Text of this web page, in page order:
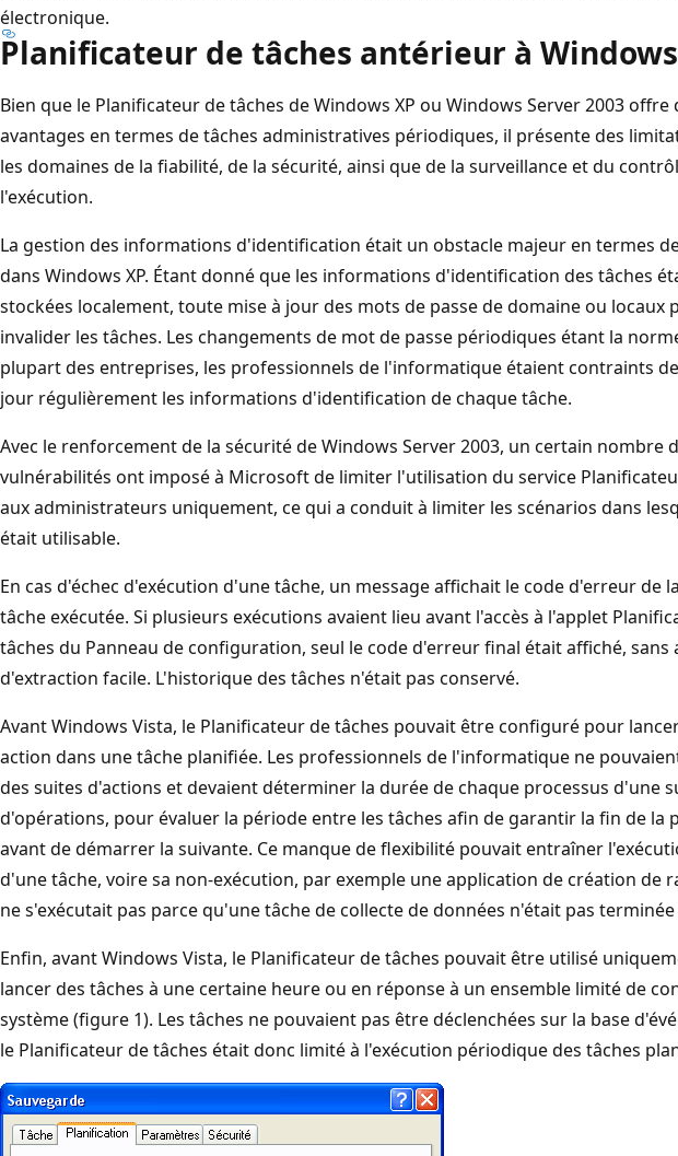
électronique.
Planificateur de tâches antérieur à
Bien que le Planificateur de tâches de Windows XP ou Windows Server 2003
avantages en termes de tâches administratives périodiques, il présente des
les domaines de la fiabilité, de la sécurité, ainsi que de la surveillance et du
l'exécution.
La gestion des informations d'identification était un obstacle majeur en termes
dans Windows XP. Étant donné que les informations d'identification des tâches
stockées localement, toute mise à jour des mots de passe de domaine ou locaux
invalider les tâches. Les changements de mot de passe périodiques étant la
plupart des entreprises, les professionnels de l'informatique étaient contraints
jour régulièrement les informations d'identification de chaque tâche.
Avec le renforcement de la sécurité de Windows Server 2003, un certain nombre
vulnérabilités ont imposé à Microsoft de limiter l'utilisation du service
aux administrateurs uniquement, ce qui a conduit à limiter les scénarios dans
était utilisable.
En cas d'échec d'exécution d'une tâche, un message affichait le code d'erreur de
tâche exécutée. Si plusieurs exécutions avaient lieu avant l'accès à l'applet
tâches du Panneau de configuration, seul le code d'erreur final était affiché, sans
d'extraction facile. L'historique des tâches n'était pas conservé.
Avant Windows Vista, le Planificateur de tâches pouvait être configuré pour
action dans une tâche planifiée. Les professionnels de l'informatique ne
des suites d'actions et devaient déterminer la durée de chaque processus d'une
d'opérations, pour évaluer la période entre les tâches afin de garantir la fin de la
avant de démarrer la suivante. Ce manque de flexibilité pouvait entraîner
d'une tâche, voire sa non-exécution, par exemple une application de création de
ne s'exécutait pas parce qu'une tâche de collecte de données n'était pas
Enfin, avant Windows Vista, le Planificateur de tâches pouvait être utilisé
lancer des tâches à une certaine heure ou en réponse à un ensemble limité de
système (figure 1). Les tâches ne pouvaient pas être déclenchées sur la base
le Planificateur de tâches était donc limité à l'exécution périodique des tâches